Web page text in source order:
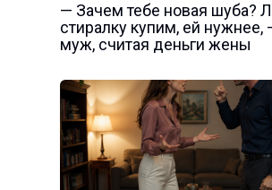
— Зачем тебе новая шуба?
стиралку купим, ей нужнее,
муж, считая деньги жены